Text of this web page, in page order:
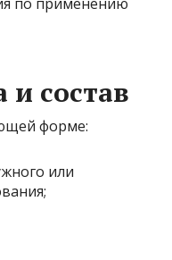
состав
форме:
или